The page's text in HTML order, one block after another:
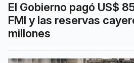
El Gobierno pagó US$
FMI y las reservas
millones